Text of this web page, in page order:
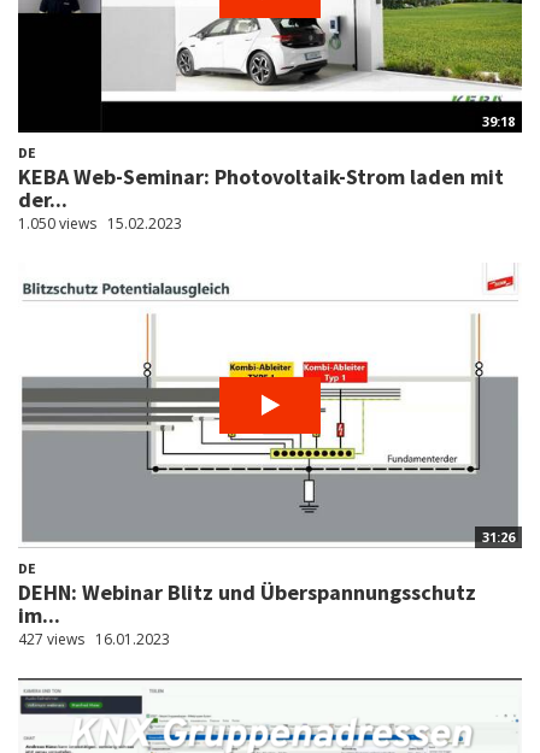
39:18
DE
KEBA Web-Seminar: Photovoltaik-Strom laden mit
der...
1.050 views 15.02.2023
31:26
DE
DEHN: Webinar Blitz und Überspannungsschutz
im...
427 views 16.01.2023